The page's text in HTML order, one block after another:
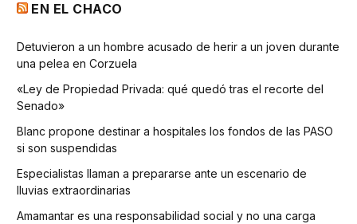
EN EL CHACO
Detuvieron a un hombre acusado de herir a un joven durante
una pelea en Corzuela
«Ley de Propiedad Privada: qué quedó tras el recorte del
Senado»
Blanc propone destinar a hospitales los fondos de las PASO
si son suspendidas
Especialistas llaman a prepararse ante un escenario de
lluvias extraordinarias
Amamantar es una responsabilidad social y no una carga